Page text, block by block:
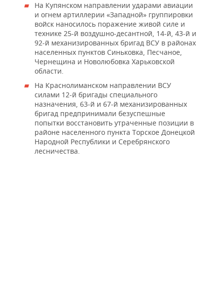
На Купянском направлении ударами авиации
и огнем артиллерии «Западной» группировки
войск наносилось поражение живой силе и
технике 25-й воздушно-десантной, 14-й, 43-й и
92-й механизированных бригад ВСУ в районах
населенных пунктов Синьковка, Песчаное,
Чернещина и Новолюбовка Харьковской
области.
На Краснолиманском направлении ВСУ
силами 12-й бригады специального
назначения, 63-й и 67-й механизированных
бригад предпринимали безуспешные
попытки восстановить утраченные позиции в
районе населенного пункта Торское Донецкой
Народной Республики и Серебрянского
лесничества.